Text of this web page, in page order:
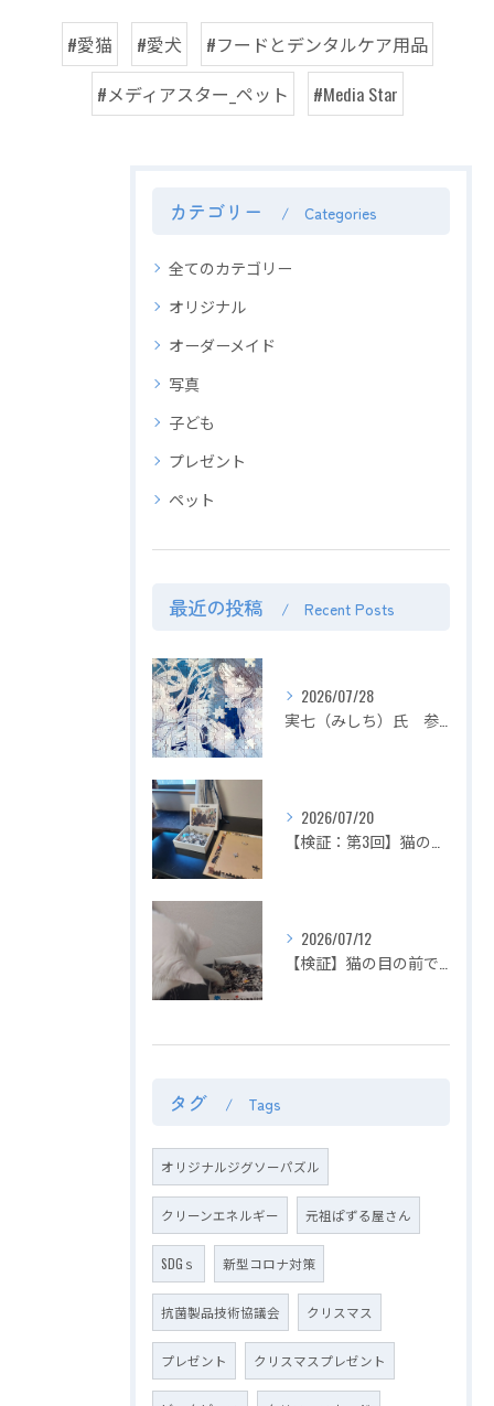
#愛猫 #愛犬
#フードとデンタルケア用品
#メディアスター_ペット
#Media Star
カテゴリー Categories
全てのカテゴリー
オリジナル
オーダーメイド
写真
子ども
プレゼント
ペット
最近の投稿 Recent Posts
2026/07/28
2026/07/20
2026/07/12
タグ Tags
オリジナルジグソーパズル
クリーンエネルギー 元祖ぱずる屋さん
SDGｓ 新型コロナ対策
抗菌製品技術協議会 クリスマス
プレゼント クリスマスプレゼント